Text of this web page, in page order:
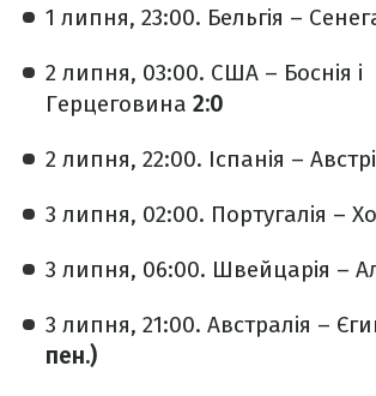
1 липня, 23:00. Бельгія –
2 липня, 03:00. США – Боснія і
Герцеговина 2:0
2 липня, 22:00. Іспанія –
3 липня, 02:00. Португалія –
3 липня, 06:00. Швейцарія –
3 липня, 21:00. Австралія –
пен.)